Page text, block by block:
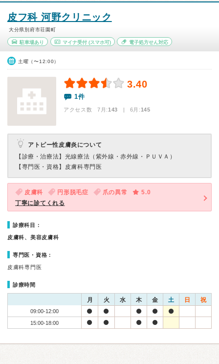
皮フ科 河野クリニック
大分県別府市荘園町
駐車場あり マイナ受付(スマホ可) 電子処方せん対応
土曜（〜12:00）
3.40
1件
アクセス数 7月:143 | 6月:145
アトピー性皮膚炎について
【診療・治療法】 光線療法（紫外線・赤外線・ＰＵＶＡ）
【専門医・資格】 皮膚科専門医
皮膚科 円形脱毛症 爪の異常
5.0
丁寧に診てくれる
診療科目：
皮膚科、美容皮膚科
専門医・資格：
皮膚科専門医
診療時間
月 火 水 木 金 土 日 祝
09:00-12:00
15:00-18:00